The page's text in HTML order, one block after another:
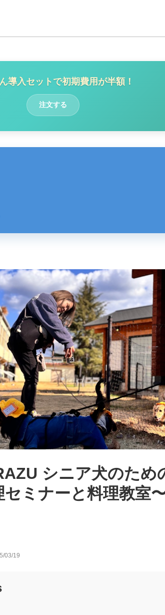
導入セットで初期費用が半額！
注文する
シニア犬のため
ミナーと料理教室
03/19